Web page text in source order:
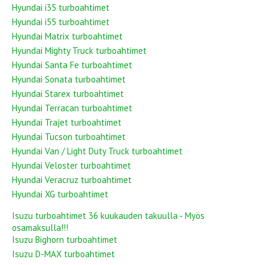
Hyundai i35 turboahtimet
Hyundai i55 turboahtimet
Hyundai Matrix turboahtimet
Hyundai Mighty Truck turboahtimet
Hyundai Santa Fe turboahtimet
Hyundai Sonata turboahtimet
Hyundai Starex turboahtimet
Hyundai Terracan turboahtimet
Hyundai Trajet turboahtimet
Hyundai Tucson turboahtimet
Hyundai Van / Light Duty Truck turboahtimet
Hyundai Veloster turboahtimet
Hyundai Veracruz turboahtimet
Hyundai XG turboahtimet
Isuzu turboahtimet 36 kuukauden takuulla - Myös
osamaksulla!!!
Isuzu Bighorn turboahtimet
Isuzu D-MAX turboahtimet